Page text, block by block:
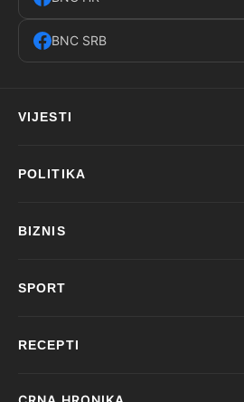
BNC SRB
VIJESTI
POLITIKA
BIZNIS
SPORT
RECEPTI